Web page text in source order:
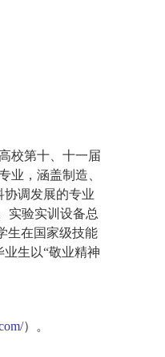
校第十、十一届
业，涵盖制造、
调发展的专业
实验实训设备总
生在国家级技能
生以“敬业精神
）。